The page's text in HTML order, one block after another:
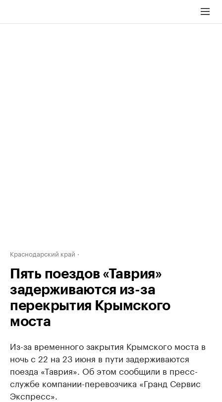
Краснодарский край
Пять поездов «Таврия»
задерживаются из-за
перекрытия Крымского
моста
Из-за временного закрытия Крымского моста в
ночь с 22 на 23 июня в пути задерживаются
поезда «Таврия». Об этом сообщили в пресс-
службе компании-перевозчика «Гранд Сервис
Экспресс».